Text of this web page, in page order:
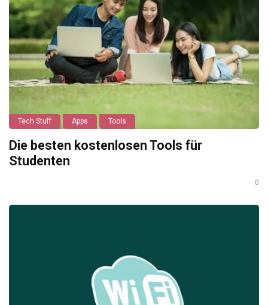
Tech Stuff Apps Tools
Die besten kostenlosen Tools für
Studenten
0